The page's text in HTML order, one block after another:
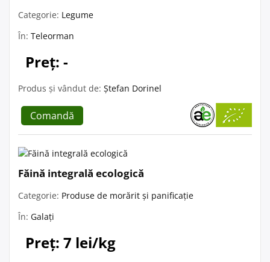
Categorie: Legume
În: Teleorman
Preț: -
Produs și vândut de: Ștefan Dorinel
Comandă
Făină integrală ecologică
Categorie: Produse de morărit și panificație
În: Galați
Preț: 7 lei/kg